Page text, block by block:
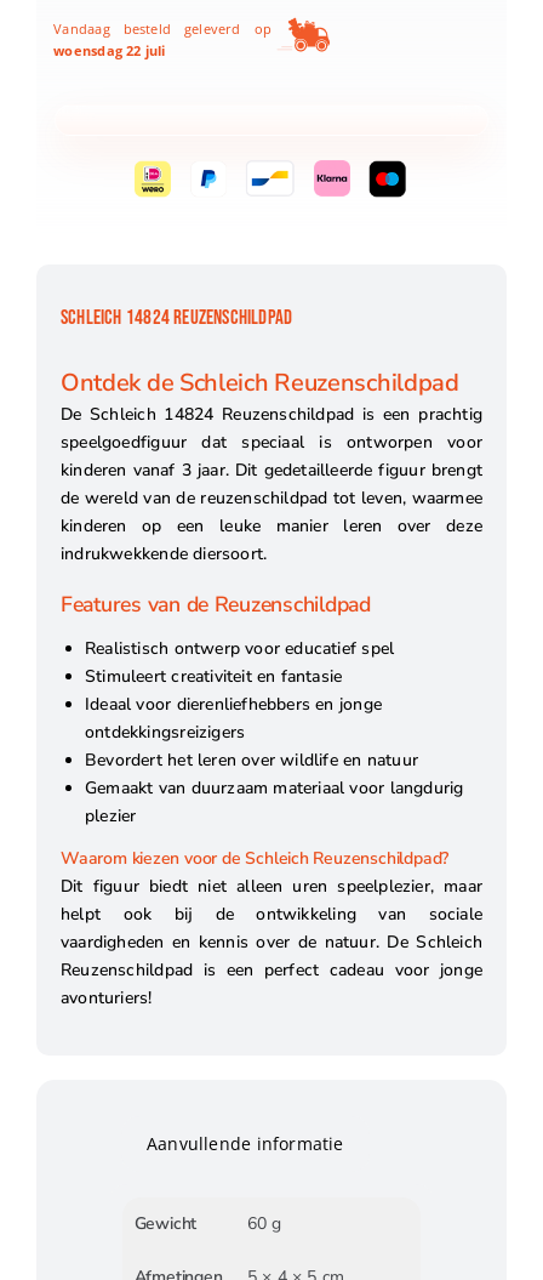
Vandaag besteld geleverd op
woensdag 22 juli
SCHLEICH 14824 REUZENSCHILDPAD
Ontdek de Schleich Reuzenschildpad
De Schleich 14824 Reuzenschildpad is een prachtig
speelgoedfiguur dat speciaal is ontworpen voor
kinderen vanaf 3 jaar. Dit gedetailleerde figuur brengt
de wereld van de reuzenschildpad tot leven, waarmee
kinderen op een leuke manier leren over deze
indrukwekkende diersoort.
Features van de Reuzenschildpad
Realistisch ontwerp voor educatief spel
Stimuleert creativiteit en fantasie
Ideaal voor dierenliefhebbers en jonge
ontdekkingsreizigers
Bevordert het leren over wildlife en natuur
Gemaakt van duurzaam materiaal voor langdurig
plezier
Waarom kiezen voor de Schleich Reuzenschildpad?
Dit figuur biedt niet alleen uren speelplezier, maar
helpt ook bij de ontwikkeling van sociale
vaardigheden en kennis over de natuur. De Schleich
Reuzenschildpad is een perfect cadeau voor jonge
avonturiers!
Aanvullende informatie
Gewicht 60 g